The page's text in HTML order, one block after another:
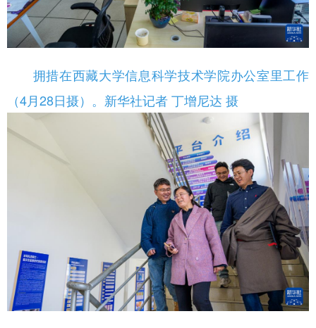
拥措在西藏大学信息科学技术学院办公室里工作
（4月28日摄）。新华社记者 丁增尼达 摄